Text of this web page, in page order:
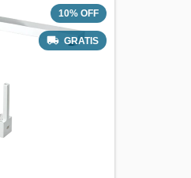
10% OFF
GRATIS